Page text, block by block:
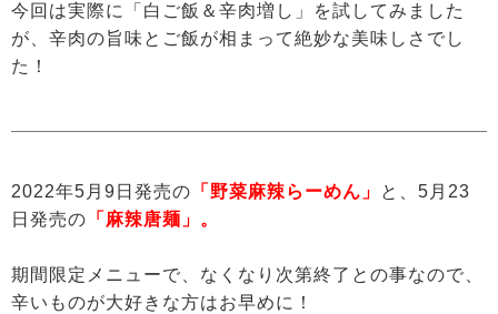
今回は実際に「白ご飯＆辛肉増し」を試してみました
が、辛肉の旨味とご飯が相まって絶妙な美味しさでし
た！
2022年5月9日発売の 「野菜麻辣らーめん」
と、5月23
日発売の 「麻辣唐麺」。
期間限定メニューで、なくなり次第終了との事なので、
辛いものが大好きな方はお早めに！